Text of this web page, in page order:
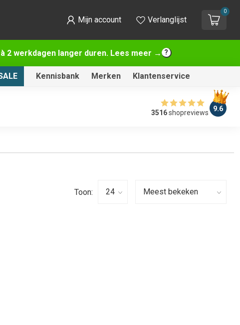
2 werkdagen langer duren. Lees meer →
Mijn account Verlanglijst
0
Kennisbank Merken Klantenservice
3516shopreviews 9.6
Toon: